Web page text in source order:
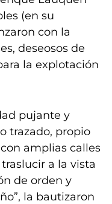
(en su
con la
deseosos de
la explotación
pujante y
trazado, propio
amplias calles
a la vista
de orden y
la bautizaron